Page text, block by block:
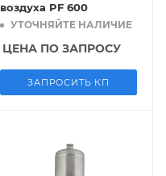
воздуха PF 600
УТОЧНЯЙТЕ НАЛИЧИЕ
ЦЕНА ПО ЗАПРОСУ
ЗАПРОСИТЬ КП